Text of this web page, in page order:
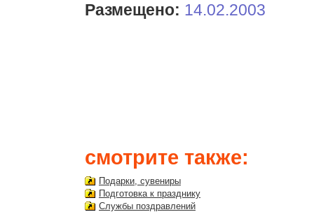
Размещено: 14.02.2003
смотрите также:
Подарки, сувениры
Подготовка к празднику
Службы поздравлений